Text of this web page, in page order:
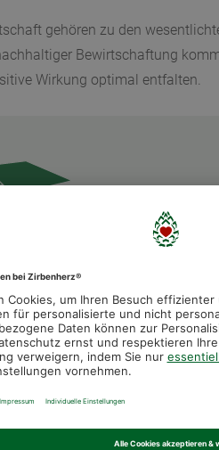
gehören zu den
Bewirtschaftung
Wirkung optimal entfalten.
Zirbenbett